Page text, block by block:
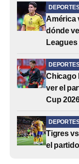
América
dónde
Chicago
ver el
Cup
Tigres
el